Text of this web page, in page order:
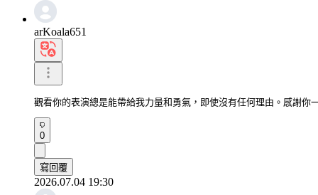
arKoala651
觀看你的表演總是能帶給我力量和勇氣，即使沒有任何理由。感謝你
0
寫回覆
2026.07.04 19:30